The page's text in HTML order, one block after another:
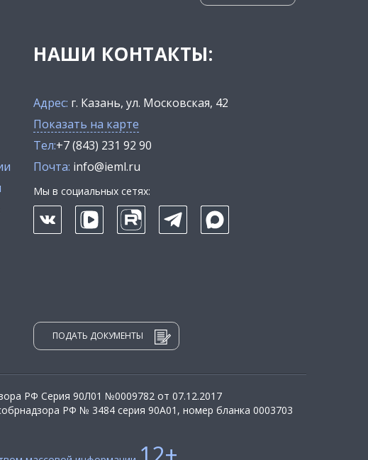
НАШИ КОНТАКТЫ:
Адрес: г. Казань, ул. Московская, 42
Показать на карте
Тел:+7 (843) 231 92 90
Почта: info@ieml.ru
Мы в социальных сетях:
ПОДАТЬ ДОКУМЕНТЫ
РФ Серия 90Л01 №0009782 от 07.12.2017
РФ № 3484 серия 90А01, номер бланка 0003703